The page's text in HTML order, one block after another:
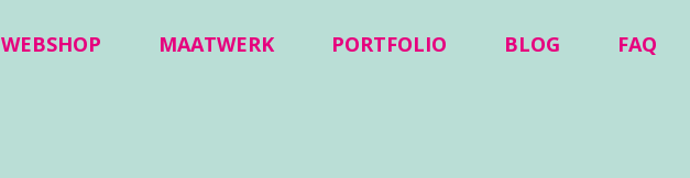
WEBSHOP MAATWERK PORTFOLIO BLOG FAQ